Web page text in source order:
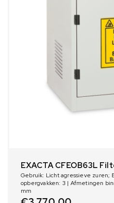
EXACTA CFEOB63L
Gebruik: Licht agressieve zuren;
opbergvakken: 3 | Afmetingen
mm